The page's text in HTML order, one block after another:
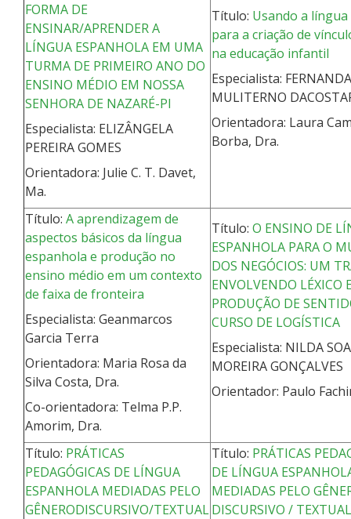
FORMA DE
ENSINAR/APRENDER A
LÍNGUA ESPANHOLA EM UMA
TURMA DE PRIMEIRO ANO DO
ENSINO MÉDIO EM NOSSA
SENHORA DE NAZARÉ-PI
Especialista: ELIZÂNGELA
PEREIRA GOMES
Orientadora: Julie C. T. Davet,
Ma.
Título: Usando a
para a criação de
na educação infantil
Especialista: FERNANDA
MULITERNO
Orientadora: Laura
Borba, Dra.
Título: A aprendizagem de
aspectos básicos da língua
espanhola e produção no
ensino médio em um contexto
de faixa de fronteira
Especialista: Geanmarcos
Garcia Terra
Orientadora: Maria Rosa da
Silva Costa, Dra.
Co-orientadora: Telma P.P.
Amorim, Dra.
Título: O ENSINO DE
ESPANHOLA PARA O
DOS NEGÓCIOS: UM
ENVOLVENDO LÉXICO
PRODUÇÃO DE
CURSO DE LOGÍSTICA
Especialista: NILDA
MOREIRA GONÇALVES
Orientador: Paulo
Título: PRÁTICAS
PEDAGÓGICAS DE LÍNGUA
ESPANHOLA MEDIADAS PELO
GÊNERODISCURSIVO/TEXTUAL
Título: PRÁTICAS
DE LÍNGUA
MEDIADAS PELO
DISCURSIVO /